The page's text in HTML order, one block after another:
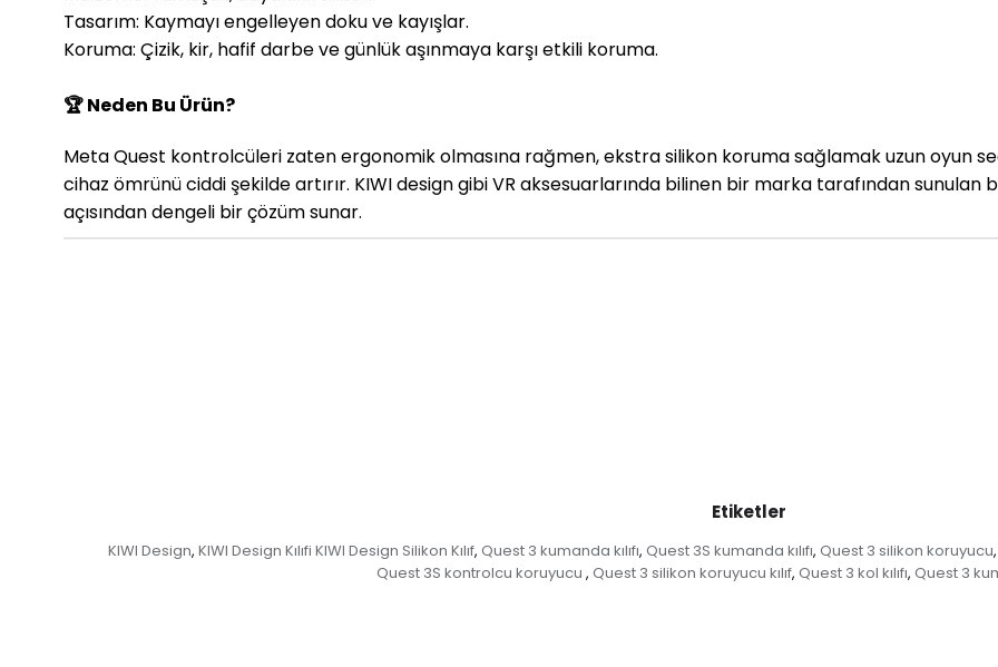
Tasarım: Kaymayı engelleyen doku ve kayışlar.
Koruma: Çizik, kir, hafif darbe ve günlük aşınmaya karşı etkili koruma.
🏆 Neden Bu Ürün?
Meta Quest kontrolcüleri zaten ergonomik olmasına rağmen, ekstra silikon koruma sağlamak uzun oyun
cihaz ömrünü ciddi şekilde artırır. KIWI design gibi VR aksesuarlarında bilinen bir marka tarafından
açısından dengeli bir çözüm sunar.
Etiketler
KIWI Design, KIWI Design Kılıfi KIWI Design Silikon Kılıf, Quest 3 kumanda kılıfı, Quest 3S kumanda kılıfı, Quest 3 silikon koruyucu,
Quest 3S kontrolcu koruyucu , Quest 3 silikon koruyucu kılıf, Quest 3 kol kılıfı, Quest 3